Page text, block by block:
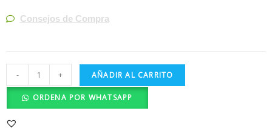
Consejos de Compra
- + AÑADIR AL CARRITO
ORDENA POR WHATSAPP